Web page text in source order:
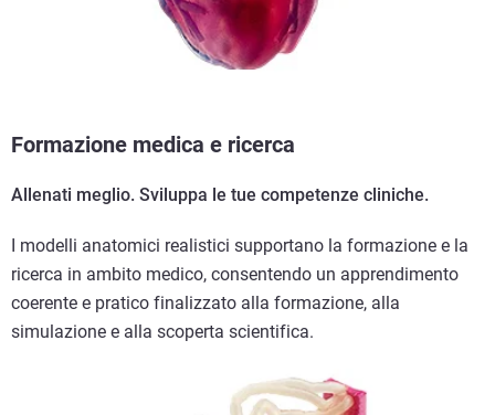
Formazione medica e ricerca
Allenati meglio. Sviluppa le tue competenze cliniche.
I modelli anatomici realistici supportano la formazione e la
ricerca in ambito medico, consentendo un apprendimento
coerente e pratico finalizzato alla formazione, alla
simulazione e alla scoperta scientifica.